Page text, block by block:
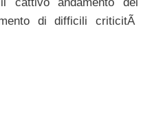
di difficili criticitÃ